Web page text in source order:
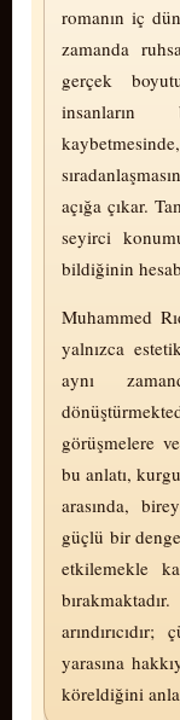
romanın iç
zamanda
gerçek
insanların
açığa çıkar.
seyirci
bildiğinin
Mu­ham­med
yalnızca
aynı
görüşmelere
bu anlatı,
arasında,
güçlü bir
etkilemekle
yarasına
köreldiğini